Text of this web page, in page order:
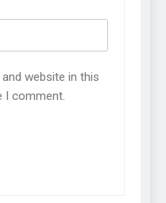
website in this
I comment.